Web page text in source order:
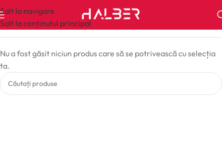
Salt la navigare
Salt la conținutul principal
Nu a fost găsit niciun produs care să se potrivească cu selecția
ta.